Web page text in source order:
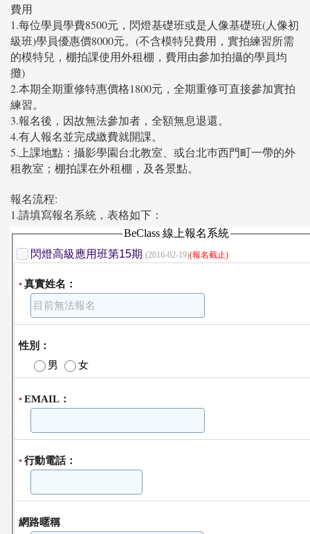
費用
1.每位學員學費8500元，閃燈基礎班或是人像基礎班(人像初
級班)學員優惠價8000元。(不含模特兒費用，實拍練習所需
的模特兒，棚拍課使用外租棚，費用由參加拍攝的學員均
攤)
2.本期全期重修特惠價格1800元，全期重修可直接參加實拍
練習。
3.報名後，因故無法參加者，全額無息退還。
4.有人報名並完成繳費就開課。
5.上課地點：攝影學園台北教室、或台北巿西門町一帶的外
租教室；棚拍課在外租棚，及各景點。
報名流程:
1.請填寫報名系統，表格如下：